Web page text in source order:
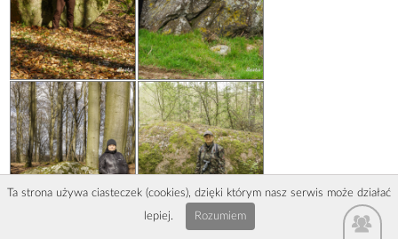
Ta strona używa ciasteczek (cookies), dzięki którym nasz serwis może działać
lepiej.
Rozumiem